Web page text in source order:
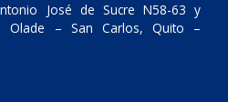
José de Sucre N58-63 y
Olade – San Carlos, Quito –